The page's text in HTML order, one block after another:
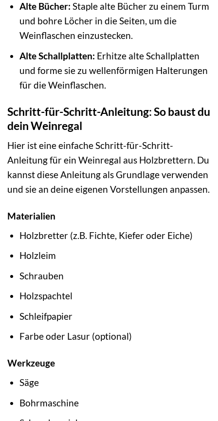
Alte Bücher: Staple alte Bücher zu einem Turm
und bohre Löcher in die Seiten, um die
Weinflaschen einzustecken.
Alte Schallplatten: Erhitze alte Schallplatten
und forme sie zu wellenförmigen Halterungen
für die Weinflaschen.
Schritt-für-Schritt-Anleitung: So baust du
dein Weinregal
Hier ist eine einfache Schritt-für-Schritt-
Anleitung für ein Weinregal aus Holzbrettern. Du
kannst diese Anleitung als Grundlage verwenden
und sie an deine eigenen Vorstellungen anpassen.
Materialien
Holzbretter (z.B. Fichte, Kiefer oder Eiche)
Holzleim
Schrauben
Holzspachtel
Schleifpapier
Farbe oder Lasur (optional)
Werkzeuge
Säge
Bohrmaschine